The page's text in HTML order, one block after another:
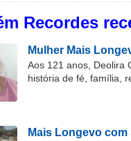
Recordes
Mulher Mais
Aos 121 anos, Deolira
história de fé, família,
Mais Longevo